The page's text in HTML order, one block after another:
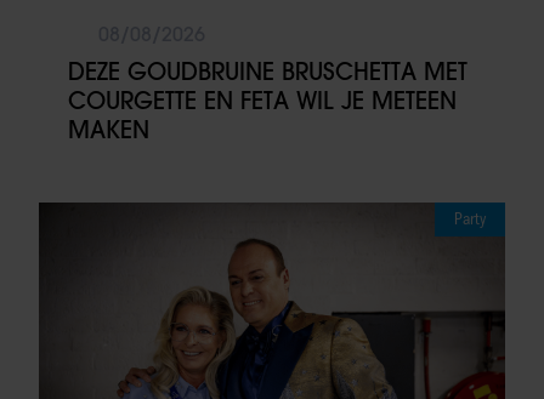
DEZE GOUDBRUINE BRUSCHETTA MET
COURGETTE EN FETA WIL JE METEEN
MAKEN
Party